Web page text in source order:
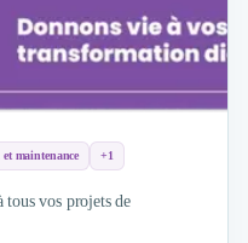
maintenance +1
tous vos projets de